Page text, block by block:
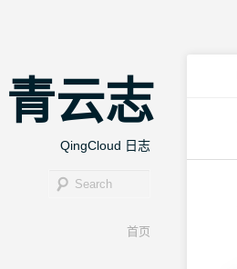
青云志
QingCloud 日志
首页